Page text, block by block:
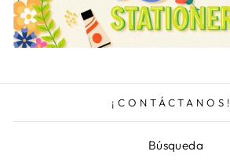
¡CONTÁCTANOS!
Búsqueda